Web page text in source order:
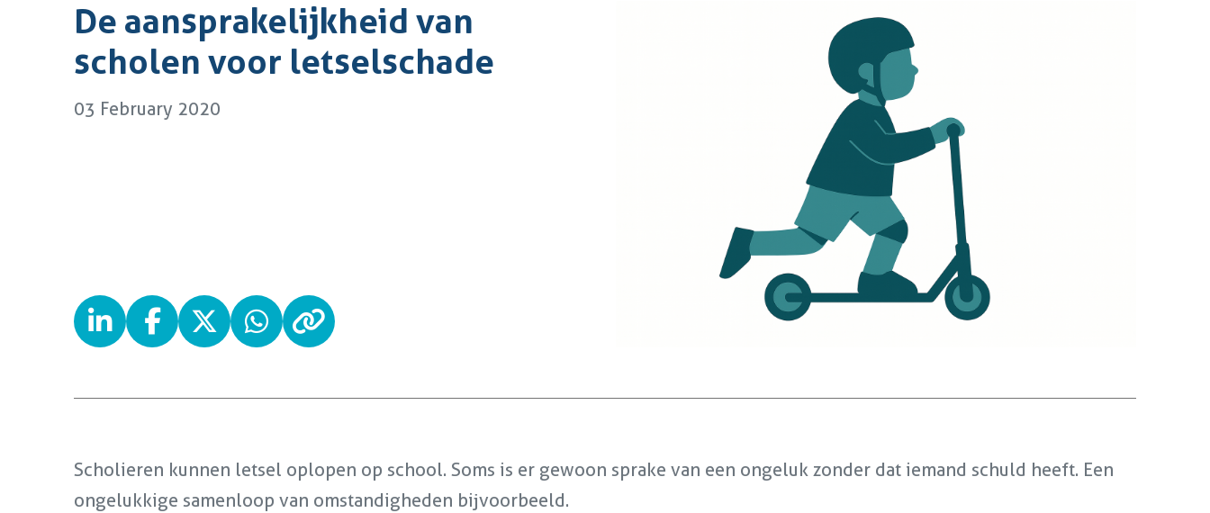
De aansprakelijkheid van
scholen voor letselschade
03 February 2020
Scholieren kunnen letsel oplopen op school. Soms is er gewoon sprake van een ongeluk zonder dat iemand schuld heeft. Een
ongelukkige samenloop van omstandigheden bijvoorbeeld.